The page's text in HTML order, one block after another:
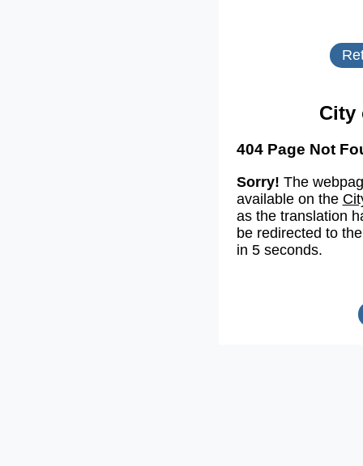
City
404 Page Not
Sorry! The
available on the
as the translation
be redirected to
in 5 seconds.